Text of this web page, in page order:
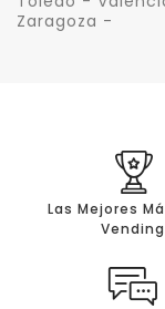
Zaragoza -
Las Mejores
Vending